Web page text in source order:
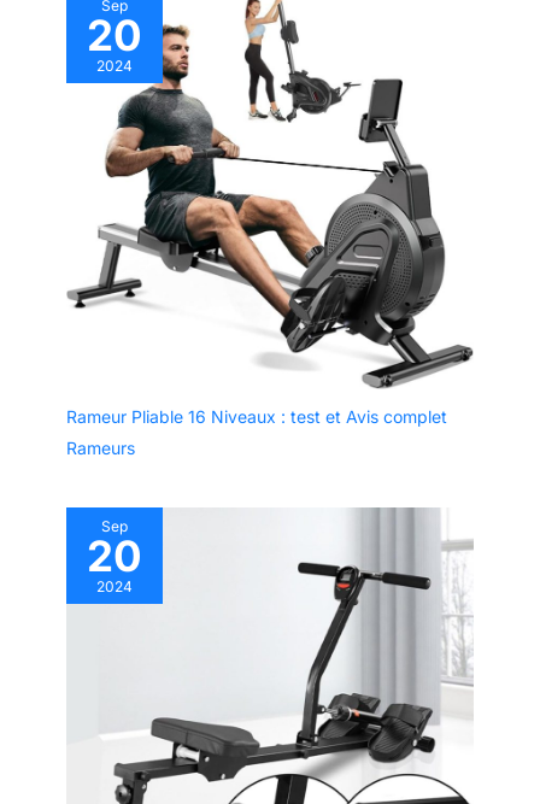
Sep
20
2024
Rameur Pliable 16 Niveaux : test et Avis complet
Rameurs
Sep
20
2024